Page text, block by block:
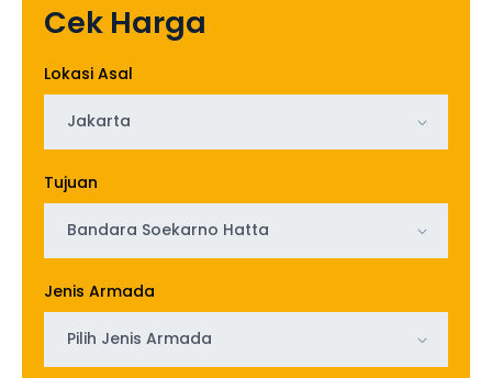
Cek Harga
Lokasi Asal
Jakarta
Tujuan
Bandara Soekarno Hatta
Jenis Armada
Pilih Jenis Armada